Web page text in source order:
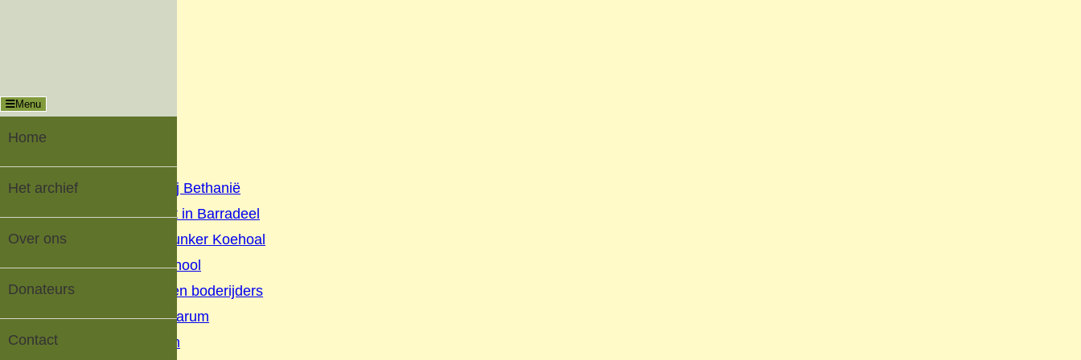
Home
Het archief
▼
Geschiedenis Nij Bethanië
Oorlog en verzet in Barradeel
Geschiedenis Bunker Koehoal
Buurtschap Koehool
Beurtschippers en boderijders
Kaatsen Tzummarum
V.V. Tzummarum
Menu
Home
Het archief
Over ons
Donateurs
Contact